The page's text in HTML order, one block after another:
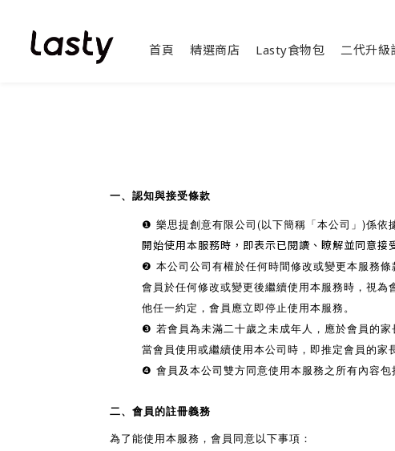
首頁 精選商店 Lasty食物包 二代升級
一、認知與接受條款
❶ 樂思提創意有限公司(以下簡稱「本公司」)係依
開始使用本服務時，即表示已閱讀、瞭解並同意接
❷ 本公司公司有權於任何時間修改或變更本服務
會員於任何修改或變更後繼續使用本服務時，視
他任一約定，會員應立即停止使用本服務。
❸ 若會員為未滿二十歲之未成年人，應於會員的
當會員使用或繼續使用本公司時，即推定會員的家
❹ 會員及本公司雙方同意使用本服務之所有內容
二、會員的註冊義務
為了能使用本服務，會員同意以下事項：